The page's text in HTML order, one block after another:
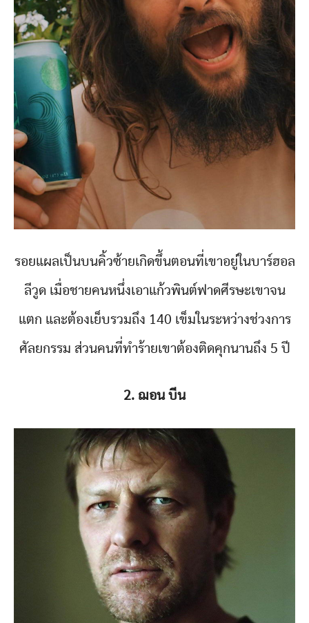
รอยแผลเป็นบนคิ้วซ้ายเกิดขึ้นตอนที่เขาอยู่ในบาร์ฮอล
ลีวูด เมื่อชายคนหนึ่งเอาแก้วพินต์ฟาดศีรษะเขาจน
แตก และต้องเย็บรวมถึง 140 เข็มในระหว่างช่วงการ
ศัลยกรรม ส่วนคนที่ทำร้ายเขาต้องติดคุกนานถึง 5 ปี
2. ฌอน บีน